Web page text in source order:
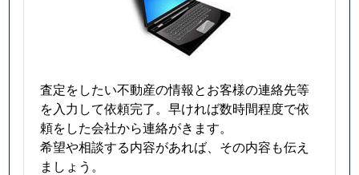
査定をしたい不動産の情報とお客様の連絡先等
を入力して依頼完了。早ければ数時間程度で依
頼をした会社から連絡がきます。
希望や相談する内容があれば、その内容も伝え
ましょう。